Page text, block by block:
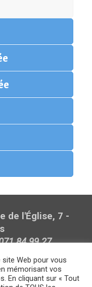
de l'Église, 7 -
d'alerte
Web pour vous
mémorisant vos
En cliquant sur « Tout